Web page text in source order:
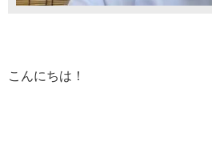
こんにちは！